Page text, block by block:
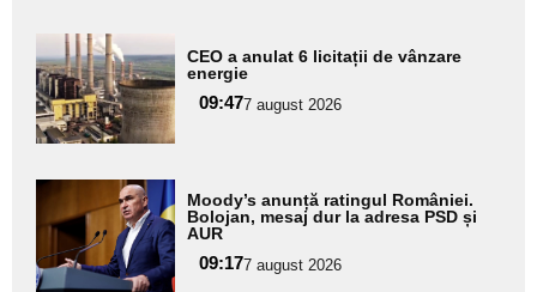
Adaugă
aici textul
pentru
subtitlu
CEO a anulat 6 licitații de vânzare
energie
09:477 august 2026
Adaugă
aici textul
pentru
subtitlu
Moody’s anunță ratingul României.
Bolojan, mesaj dur la adresa PSD și
AUR
09:177 august 2026